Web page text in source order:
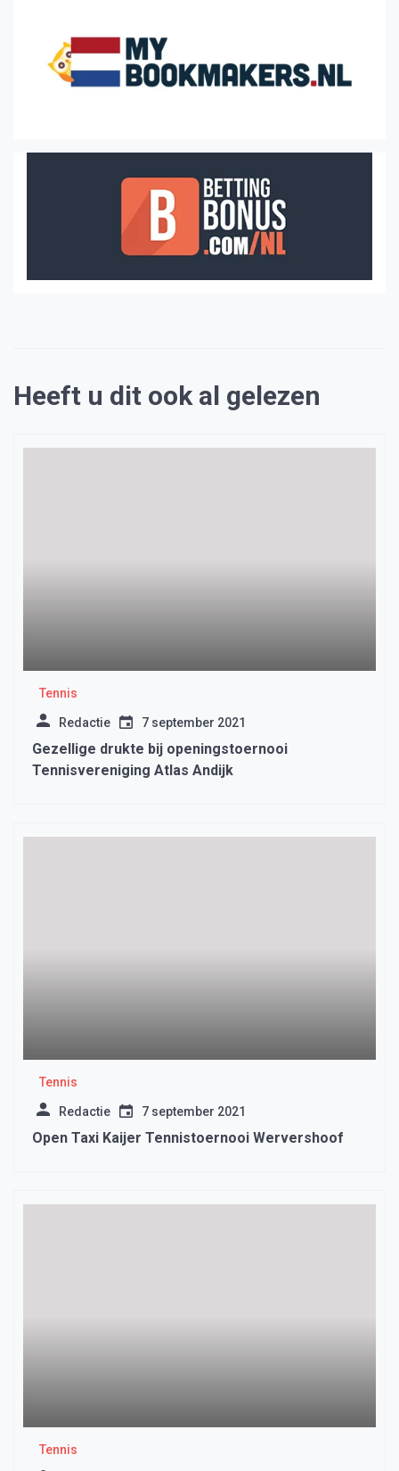
Heeft u dit ook al gelezen
Tennis
Redactie 7 september 2021
Gezellige drukte bij openingstoernooi
Tennisvereniging Atlas Andijk
Tennis
Redactie 7 september 2021
Open Taxi Kaijer Tennistoernooi Wervershoof
Tennis